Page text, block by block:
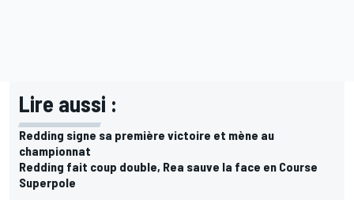
Lire aussi :
Redding signe sa première victoire et mène au
championnat
Redding fait coup double, Rea sauve la face en Course
Superpole